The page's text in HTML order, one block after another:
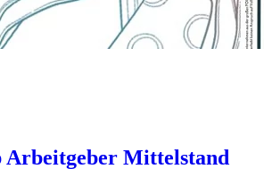
Arbeitgeber Mittelstand